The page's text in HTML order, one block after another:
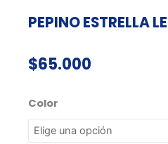
PEPINO ESTRELLA
$65.000
Color
PEPINO
ESTRELLA
LED